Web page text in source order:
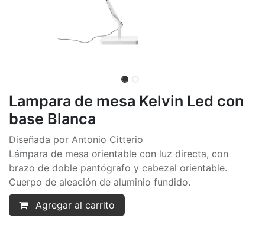
Lampara de mesa Kelvin Led con
base Blanca
Diseñada por Antonio Citterio
Lámpara de mesa orientable con luz directa, con
brazo de doble pantógrafo y cabezal orientable.
Cuerpo de aleación de aluminio fundido.
Agregar al carrito